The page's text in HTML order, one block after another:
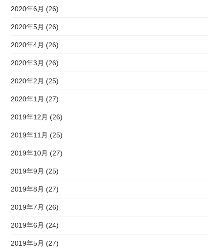
2020年6月 (26)
2020年5月 (26)
2020年4月 (26)
2020年3月 (26)
2020年2月 (25)
2020年1月 (27)
2019年12月 (26)
2019年11月 (25)
2019年10月 (27)
2019年9月 (25)
2019年8月 (27)
2019年7月 (26)
2019年6月 (24)
2019年5月 (27)